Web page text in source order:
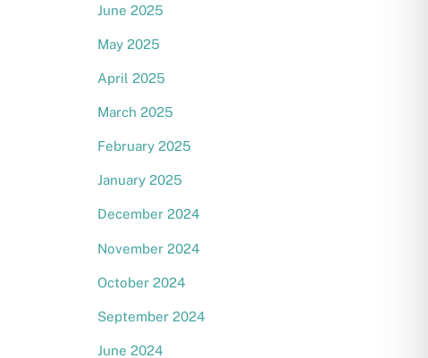
June 2025
May 2025
April 2025
March 2025
February 2025
January 2025
December 2024
November 2024
October 2024
September 2024
June 2024